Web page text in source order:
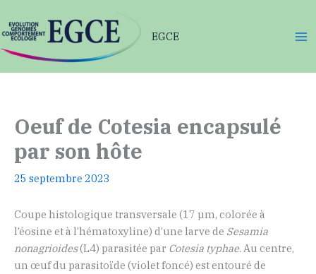
au
contenu
EGCE
Oeuf de Cotesia encapsulé
par son hôte
25 septembre 2023
Coupe histologique transversale (17 µm, colorée à
l’éosine et à l’hématoxyline) d’une larve de Sesamia
nonagrioides(L4) parasitée par Cotesia typhae. Au centre,
un œuf du parasitoïde (violet foncé) est entouré de